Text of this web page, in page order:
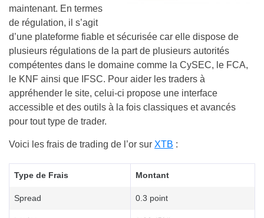
maintenant. En termes
de régulation, il s’agit
d’une plateforme fiable et sécurisée car elle dispose de
plusieurs régulations de la part de plusieurs autorités
compétentes dans le domaine comme la CySEC, le FCA,
le KNF ainsi que IFSC. Pour aider les traders à
appréhender le site, celui-ci propose une interface
accessible et des outils à la fois classiques et avancés
pour tout type de trader.
Voici les frais de trading de l’or sur XTB :
Type de Frais Montant
Spread 0.3 point